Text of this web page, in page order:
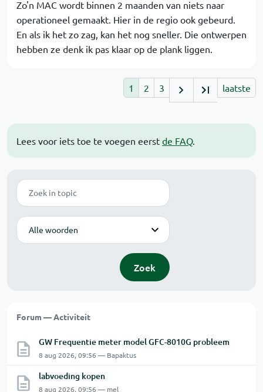
Lees voor iets toe te voegen eerst de FAQ.
Zoek
Modus
Zoek
Forum — Activiteit
GW Frequentie meter model GFC-8010G probleem
8 aug 2026, 09:56 — Bapaktus
labvoeding kopen
8 aug 2026, 09:56 — mel
Zo'n MAC wordt binnen 2 maanden van niets naar
operationeel gemaakt. Hier in de regio ook gebeurd.
En als ik het zo zag, kan het nog sneller. Die ontwerpen
hebben ze denk ik pas klaar op de plank liggen.
1 2 3 laatste